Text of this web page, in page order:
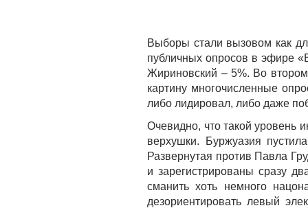
Выборы стали вызовом как
публичных опросов в эфире
Жириновский – 5%. Во
картину многочисленные
либо лидировал, либо даже
Очевидно, что такой уровень
верхушки. Буржуазия
Развернутая против Павла
и зарегистрированы сразу
сманить хоть немного
дезориентировать левый